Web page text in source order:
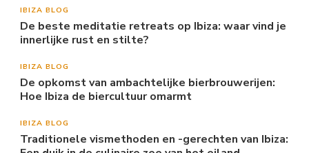
IBIZA BLOG
De beste meditatie retreats op Ibiza: waar vind je
innerlijke rust en stilte?
IBIZA BLOG
De opkomst van ambachtelijke bierbrouwerijen:
Hoe Ibiza de biercultuur omarmt
IBIZA BLOG
Traditionele vismethoden en -gerechten van Ibiza: